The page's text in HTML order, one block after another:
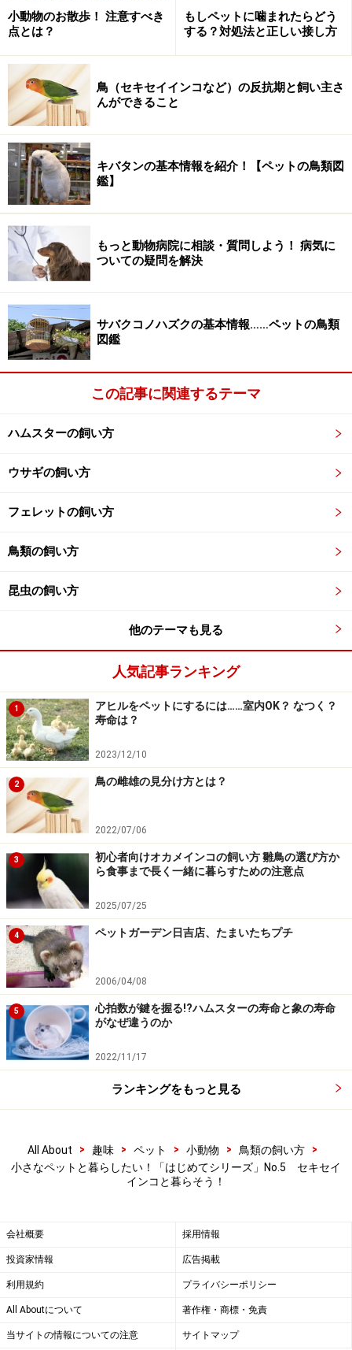
小動物のお散歩！ 注意すべき
点とは？
もしペットに噛まれたらどう
する？対処法と正しい接し方
鳥（セキセイインコなど）の反抗期と飼い主さ
んができること
キバタンの基本情報を紹介！【ペットの鳥類図
鑑】
もっと動物病院に相談・質問しよう！ 病気に
ついての疑問を解決
サバクコノハズクの基本情報……ペットの鳥類
図鑑
この記事に関連するテーマ
ハムスターの飼い方
ウサギの飼い方
フェレットの飼い方
鳥類の飼い方
昆虫の飼い方
他のテーマも見る
人気記事ランキング
1
アヒルをペットにするには……室内OK？ なつく？
寿命は？
2023/12/10
2 鳥の雌雄の見分け方とは？
2022/07/06
3
初心者向けオカメインコの飼い方 雛鳥の選び方か
ら食事まで長く一緒に暮らすための注意点
2025/07/25
4 ペットガーデン日吉店、たまいたちプチ
2006/04/08
5
心拍数が鍵を握る!?ハムスターの寿命と象の寿命
がなぜ違うのか
2022/11/17
ランキングをもっと見る
All About > 趣味 > ペット > 小動物 > 鳥類の飼い方
>
小さなペットと暮らしたい！「はじめてシリーズ」No.5 セキセイ
インコと暮らそう！
会社概要 採用情報
投資家情報 広告掲載
利用規約 プライバシーポリシー
All Aboutについて 著作権・商標・免責
当サイトの情報についての注意 サイトマップ